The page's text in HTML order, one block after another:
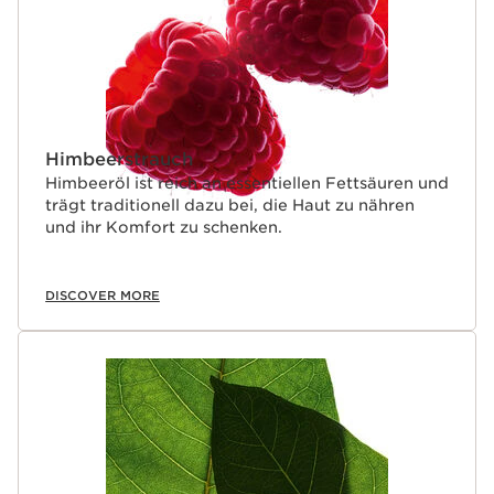
Himbeerstrauch
Himbeeröl ist reich an essentiellen Fettsäuren und
trägt traditionell dazu bei, die Haut zu nähren
und ihr Komfort zu schenken.
DISCOVER MORE